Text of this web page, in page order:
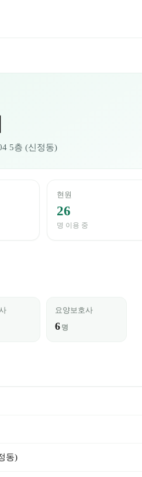
5층 (신정동)
현원
26
명 이용 중
요양보호사
6 명
동)